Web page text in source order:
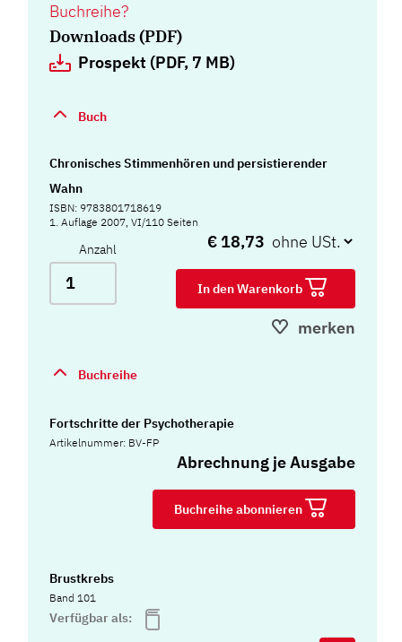
Buchreihe?
Downloads (PDF)
Prospekt (PDF, 7 MB)
Buch
Chronisches Stimmenhören und persistierender
Wahn
ISBN: 9783801718619
1. Auflage 2007, VI/110 Seiten
Anzahl € 18,73
In den Warenkorb
merken
Buchreihe
Fortschritte der Psychotherapie
Artikelnummer: BV-FP
Abrechnung je Ausgabe
Buchreihe abonnieren
Brustkrebs
Band 101
Verfügbar als: